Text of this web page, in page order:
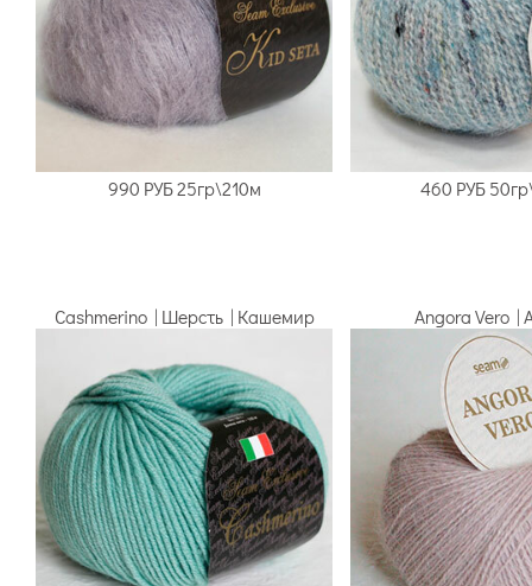
990 РУБ 25гр\210м 460 РУБ
Cashmerino | Шерсть | Кашемир Аngora Vero |